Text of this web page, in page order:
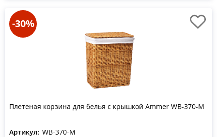
-30%
Плетеная корзина для белья с крышкой Ammer WB-370-M
Артикул: WB-370-M